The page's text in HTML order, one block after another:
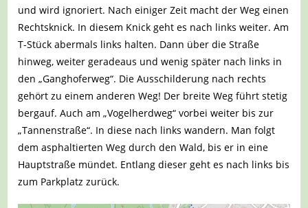
und wird ignoriert. Nach einiger Zeit macht der Weg einen
Rechtsknick. In diesem Knick geht es nach links weiter. Am
T-Stück abermals links halten. Dann über die Straße
hinweg, weiter geradeaus und wenig später nach links in
den „Ganghoferweg“. Die Ausschilderung nach rechts
gehört zu einem anderen Weg! Der breite Weg führt stetig
bergauf. Auch am „Vogelherdweg“ vorbei weiter bis zur
„Tannenstraße“. In diese nach links wandern. Man folgt
dem asphaltierten Weg durch den Wald, bis er in eine
Hauptstraße mündet. Entlang dieser geht es nach links bis
zum Parkplatz zurück.